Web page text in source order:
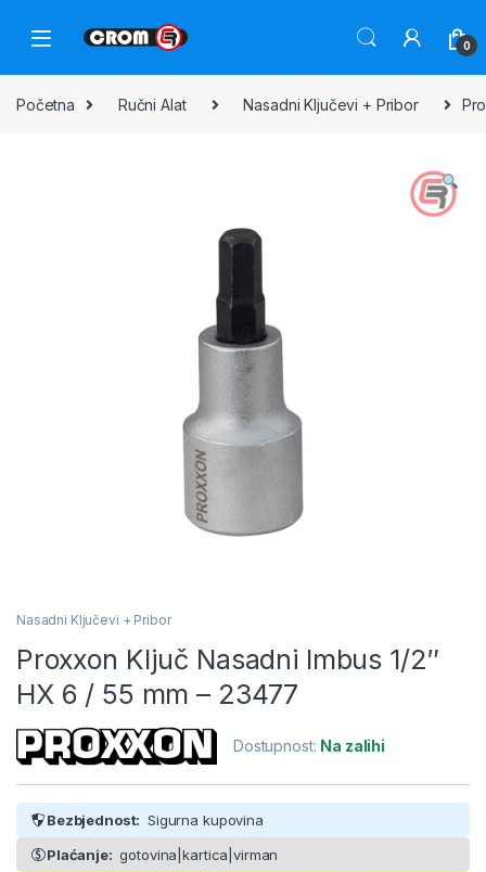
0
Početna Ručni Alat Nasadni Ključevi + Pribor
Nasadni Ključevi + Pribor
Proxxon Ključ Nasadni Imbus 1/2″
HX 6 / 55 mm – 23477
Dostupnost: Na zalihi
Bezbjednost: Sigurna kupovina
Plaćanje: gotovina|kartica|virman